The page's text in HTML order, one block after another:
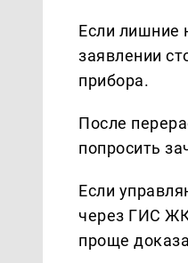
Если лишние
заявлении
прибора.
После
попросить
Если
через ГИС
проще